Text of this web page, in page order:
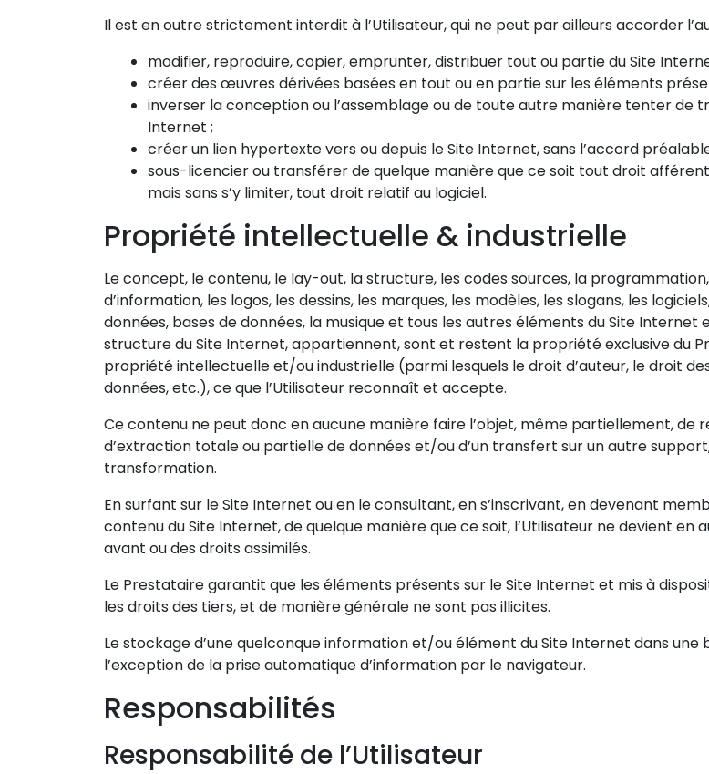
Il est en outre strictement interdit à l’Utilisateur, qui ne peut par ailleurs accorder
modifier, reproduire, copier, emprunter, distribuer tout ou partie du Site
créer des œuvres dérivées basées en tout ou en partie sur les éléments
inverser la conception ou l’assemblage ou de toute autre manière tenter de
Internet ;
créer un lien hypertexte vers ou depuis le Site Internet, sans l’accord
sous-licencier ou transférer de quelque manière que ce soit tout droit
mais sans s’y limiter, tout droit relatif au logiciel.
Propriété intellectuelle & industrielle
Le concept, le contenu, le lay-out, la structure, les codes sources, la
d’information, les logos, les dessins, les marques, les modèles, les slogans, les
données, bases de données, la musique et tous les autres éléments du Site Internet
structure du Site Internet, appartiennent, sont et restent la propriété exclusive du
propriété intellectuelle et/ou industrielle (parmi lesquels le droit d’auteur, le droit
données, etc.), ce que l’Utilisateur reconnaît et accepte.
Ce contenu ne peut donc en aucune manière faire l’objet, même partiellement,
d’extraction totale ou partielle de données et/ou d’un transfert sur un autre
transformation.
En surfant sur le Site Internet ou en le consultant, en s’inscrivant, en devenant
contenu du Site Internet, de quelque manière que ce soit, l’Utilisateur ne devient en
avant ou des droits assimilés.
Le Prestataire garantit que les éléments présents sur le Site Internet et mis à
les droits des tiers, et de manière générale ne sont pas illicites.
Le stockage d’une quelconque information et/ou élément du Site Internet dans
l’exception de la prise automatique d’information par le navigateur.
Responsabilités
Responsabilité de l’Utilisateur